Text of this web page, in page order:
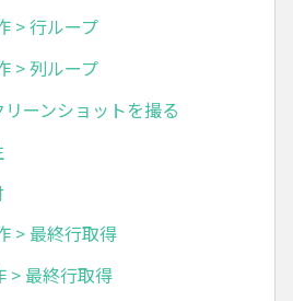
> 行ループ
> 列ループ
ーンショットを撮る
> 最終行取得
> 最終行取得